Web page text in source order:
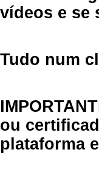
vídeos e se
Tudo num
ou
plataforma